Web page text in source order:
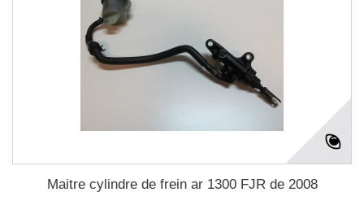
Maitre cylindre de frein ar 1300 FJR de 2008